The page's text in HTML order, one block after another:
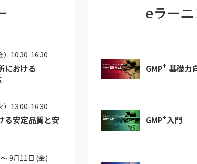
）10:30-16:30
における
）13:00-16:30
る安定品質と安
9月11日 (金)
eラー
GMP+ 基礎力
GMP+入門